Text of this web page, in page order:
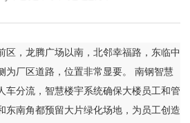
区，龙腾广场以南，北邻幸福路，东临中
为厂区道路，位置非常显要。 南钢智慧
车分流，智慧楼宇系统确保大楼员工和管
东南角都预留大片绿化场地，为员工创造